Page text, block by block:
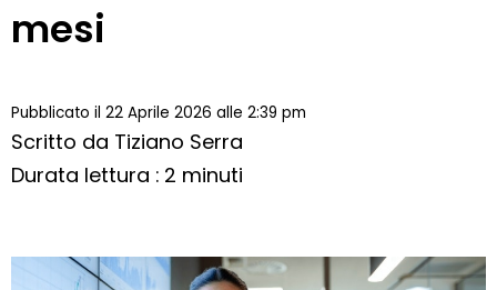
mesi
Pubblicato il 22 Aprile 2026 alle 2:39 pm
Scritto da Tiziano Serra
Durata lettura : 2 minuti